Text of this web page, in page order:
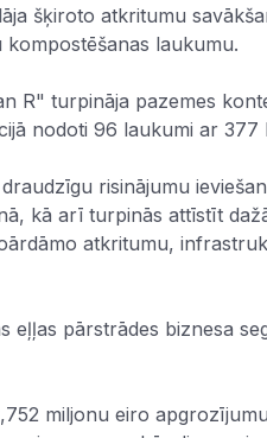
šķiroto atkritumu
laukumu.
R" turpināja pazemes
nodoti 96 laukumi ar 377
risinājumu
kā arī turpinās attīstīt
atkritumu,
eļļas pārstrādes biznesa
miljonu eiro